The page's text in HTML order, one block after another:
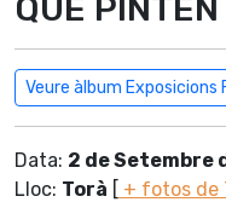
QUE PINTEN
Veure àlbum
Data: 2 de Setembre
Lloc: Torà [ + fotos de